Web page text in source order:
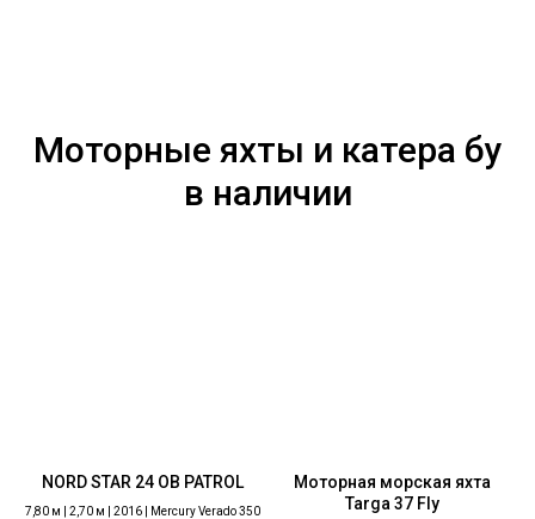
Моторные яхты и катера бу
в наличии
NORD STAR 24 OB PATROL
7,80 м | 2,70 м | 2016 | Mercury Verado 350
Моторная морская яхта
Targa 37 Fly